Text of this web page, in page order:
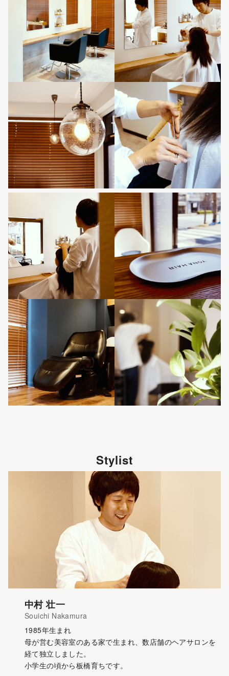
Stylist
中村 壮一
Souichi Nakamura
1985年生まれ
母が営む美容室のある家で生まれ、数店舗のヘアサロンを
経て独立しました。
小学生の頃から板橋育ちです。